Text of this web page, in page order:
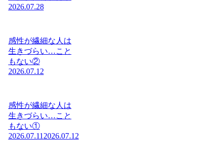
2026.07.28
感性が繊細な人は
生きづらい…こと
もない②
2026.07.12
感性が繊細な人は
生きづらい…こと
もない①
2026.07.11 2026.07.12